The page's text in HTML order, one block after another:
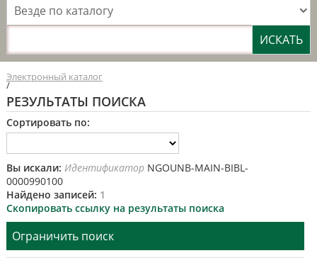
Везде по каталогу
Электронный каталог
/
РЕЗУЛЬТАТЫ ПОИСКА
Сортировать по:
Вы искали: ИдентификаторNGOUNB-MAIN-BIBL-
0000990100
Найдено записей: 1
Скопировать ссылку на результаты поиска
Ограничить поиск